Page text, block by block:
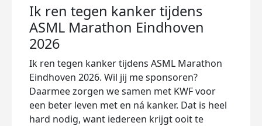
Ik ren tegen kanker tijdens
ASML Marathon Eindhoven
2026
Ik ren tegen kanker tijdens ASML Marathon
Eindhoven 2026. Wil jij me sponsoren?
Daarmee zorgen we samen met KWF voor
een beter leven met en ná kanker. Dat is heel
hard nodig, want iedereen krijgt ooit te